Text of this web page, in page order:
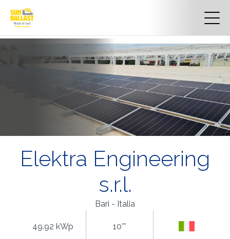
Elektra Engineering
s.r.l.
Bari - Italia
49.92 kWp 10°°